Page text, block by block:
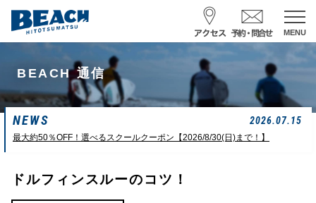
MENU
スクール予約・お問合せ
レンタル予約
サーフ ナミイーヨ
0475-32-7314
BEACH 通信
NEWS 2026.07.15
最大約50％OFF！選べるスクールクーポン【2026/8/30(日)まで！】
ドルフィンスルーのコツ！